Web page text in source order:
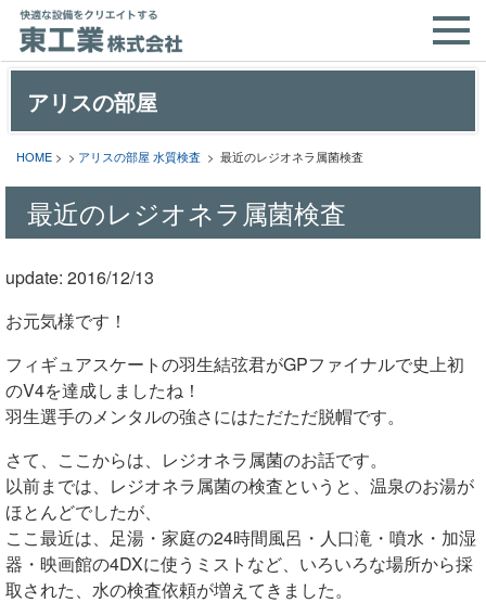
アリスの部屋
HOME > > アリスの部屋 水質検査 > 最近のレジオネラ属菌検査
最近のレジオネラ属菌検査
update: 2016/12/13
お元気様です！
フィギュアスケートの羽生結弦君がGPファイナルで史上初
のV4を達成しましたね！
羽生選手のメンタルの強さにはただただ脱帽です。
さて、ここからは、レジオネラ属菌のお話です。
以前までは、レジオネラ属菌の検査というと、温泉のお湯が
ほとんどでしたが、
ここ最近は、足湯・家庭の24時間風呂・人口滝・噴水・加湿
器・映画館の4DXに使うミストなど、いろいろな場所から採
取された、水の検査依頼が増えてきました。